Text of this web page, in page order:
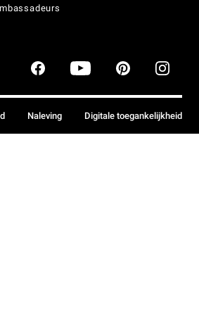
Naleving Digitale toegankelijkheid